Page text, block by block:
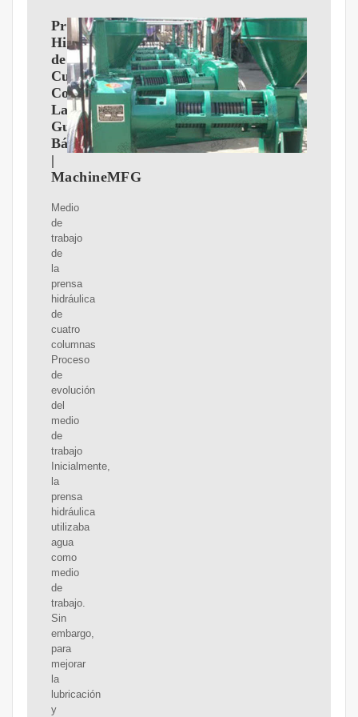
Prensa
Hidráulica
de
Cuatro
Columnas:
La
Guía
Básica
|
MachineMFG
Medio
de
trabajo
de
la
prensa
hidráulica
de
cuatro
columnas
Proceso
de
evolución
del
medio
de
trabajo
Inicialmente,
la
prensa
hidráulica
utilizaba
agua
como
medio
de
trabajo.
Sin
embargo,
para
mejorar
la
lubricación
y